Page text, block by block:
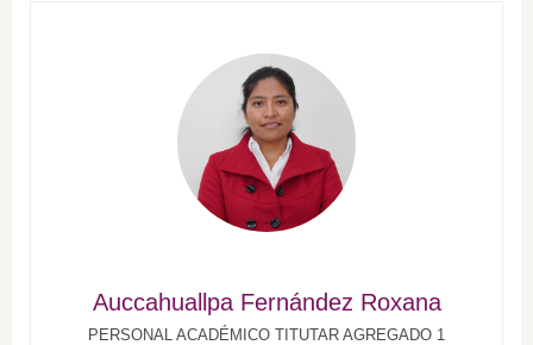
Auccahuallpa Fernández Roxana
PERSONAL ACADÉMICO TITUTAR AGREGADO 1